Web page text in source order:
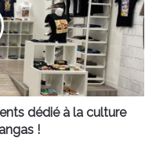
dédié à la culture
!